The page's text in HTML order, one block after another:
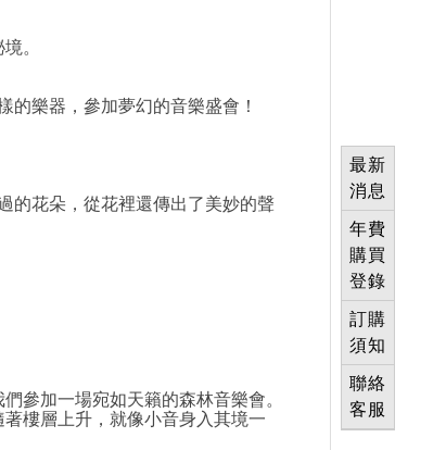
最新
消息
年費
購買
登錄
訂購
須知
聯絡
客服
。
樂器，參加夢幻的音樂盛會！
的花朵，從花裡還傳出了美妙的聲
參加一場宛如天籟的森林音樂會。
樓層上升，就像小音身入其境一